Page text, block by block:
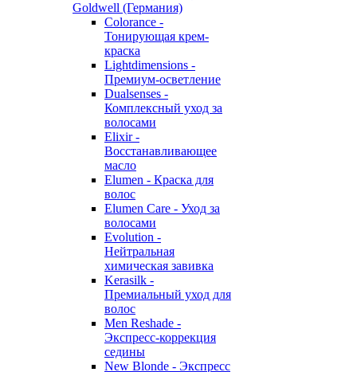
Goldwell (Германия)
Colorance -
Тонирующая крем-
краска
Lightdimensions -
Премиум-осветление
Dualsenses -
Комплексный уход за
волосами
Elixir -
Восстанавливающее
масло
Elumen - Краска для
волос
Elumen Care - Уход за
волосами
Evolution -
Нейтральная
химическая завивка
Kerasilk -
Премиальный уход для
волос
Men Reshade -
Экспресс-коррекция
седины
New Blonde - Экспресс